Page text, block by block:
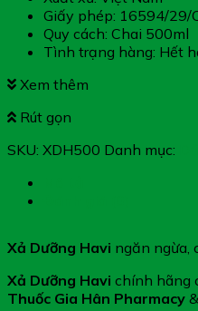
Giấy phép: 16594/29/
Quy cách: Chai 500ml
Tình trạng hàng: Hết
Xem thêm
Rút gọn
SKU: XDH500 Danh mục:
Xả Dưỡng Havi ngăn ngừa,
Xả Dưỡng Havi chính hãng
Thuốc Gia Hân Pharmacy